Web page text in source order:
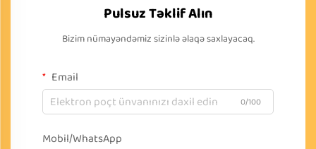
Pulsuz Təklif Alın
Bizim nümayəndəmiz sizinlə əlaqə saxlayacaq.
Email
0/100
Mobil/WhatsApp